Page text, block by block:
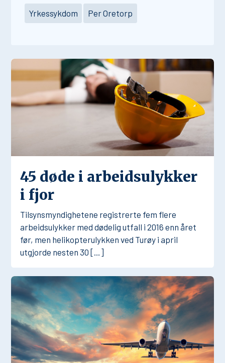
Yrkessykdom Per Oretorp
45 døde i arbeidsulykker
i fjor
Tilsynsmyndighetene registrerte fem flere
arbeidsulykker med dødelig utfall i 2016 enn året
før, men helikopterulykken ved Turøy i april
utgjorde nesten 30 […]